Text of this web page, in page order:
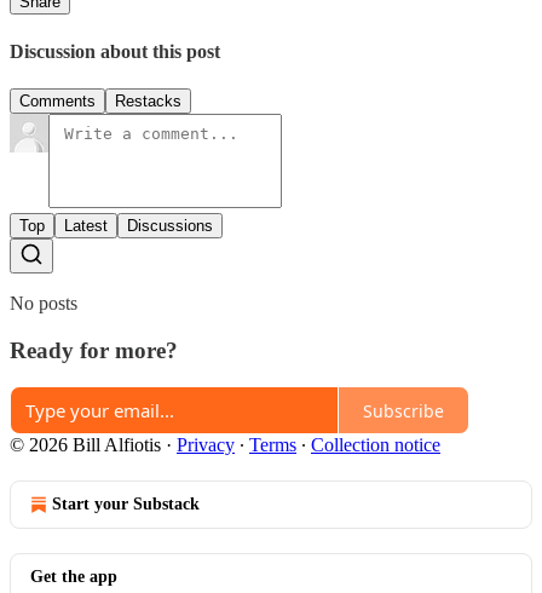
Discussion about this post
Comments Restacks
Top Latest Discussions
No posts
Ready for more?
Subscribe
© 2026 Bill Alfiotis · Privacy ∙ Terms ∙ Collection notice
Start your Substack
Get the app